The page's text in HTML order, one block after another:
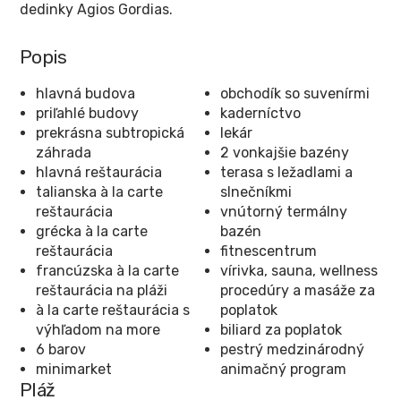
dedinky Agios Gordias.
Popis
hlavná budova
priľahlé budovy
prekrásna subtropická
záhrada
hlavná reštaurácia
talianska à la carte
reštaurácia
grécka à la carte
reštaurácia
francúzska à la carte
reštaurácia na pláži
à la carte reštaurácia s
výhľadom na more
6 barov
minimarket
obchodík so suvenírmi
kaderníctvo
lekár
2 vonkajšie bazény
terasa s ležadlami a
slnečníkmi
vnútorný termálny
bazén
fitnescentrum
vírivka, sauna, wellness
procedúry a masáže za
poplatok
biliard za poplatok
pestrý medzinárodný
animačný program
Pláž